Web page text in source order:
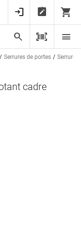
Serrures de portes Serrures
cadre